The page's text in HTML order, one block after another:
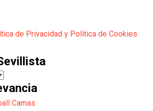
de Privacidad y Política de Cookies
Camas